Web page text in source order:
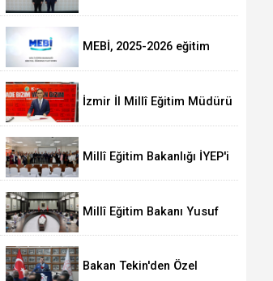
Türkiye Yüzyılı Maarif
MEBİ, 2025-2026 eğitim
kullanıcıya ulaştı
İzmir İl Millî Eğitim Müdürü
Temmuz ruhu gelecek
Millî Eğitim Bakanlığı İYEP'i
Millî Eğitim Bakanı Yusuf
Bakan Tekin'den Özel